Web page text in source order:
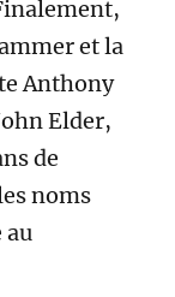
et la
Anthony
Elder,
de
noms
au